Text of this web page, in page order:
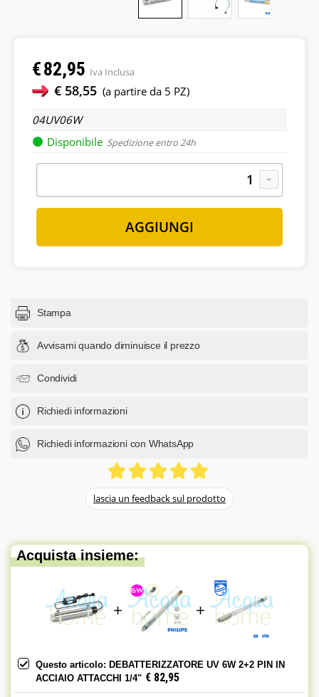
€82,95 Iva Inclusa
€ 58,55 (a partire da 5 PZ)
04UV06W
Disponibile Spedizione entro 24h
Stampa
Avvisami quando diminuisce il prezzo
Condividi
Richiedi informazioni
Richiedi informazioni con WhatsApp
Acquista insieme:
Questo articolo: DEBATTERIZZATORE UV 6W 2+2 PIN IN
ACCIAIO ATTACCHI 1/4" € 82,95